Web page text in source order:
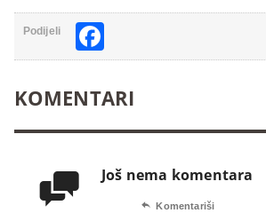
Podijeli
KOMENTARI
 Još nema komentara
 Komentariši